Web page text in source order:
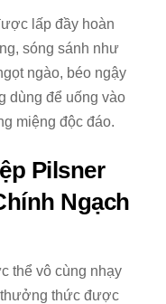
lấp đầy hoàn
sóng sánh như
ngào, béo ngậy
dùng để uống vào
miệng độc đáo.
Pilsner
Ngạch
thể vô cùng nhạy
thức được